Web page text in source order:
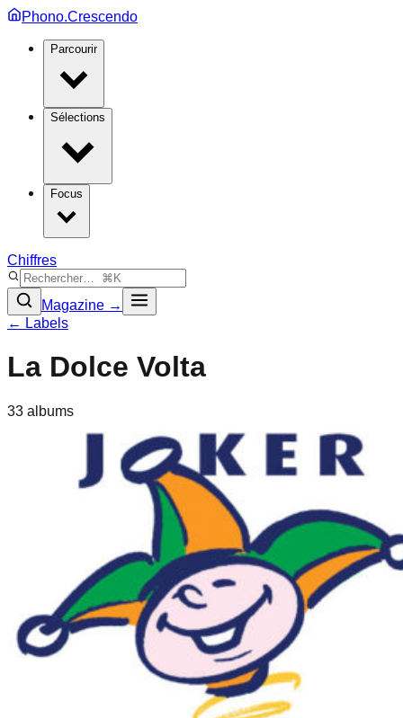
Phono.Crescendo
Parcourir
Sélections
Focus
Chiffres
Magazine →
← Labels
La Dolce Volta
33 albums